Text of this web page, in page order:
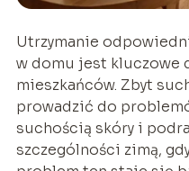
Utrzymanie
w domu jest kluczowe
mieszkańców. Zbyt
prowadzić do
suchością skóry i
szczególności zimą,